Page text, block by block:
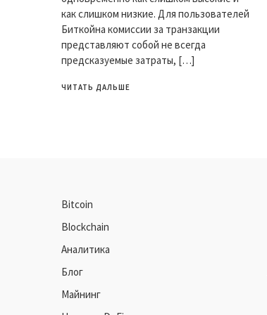
как слишком низкие. Для пользователей
Биткойна комиссии за транзакции
представляют собой не всегда
предсказуемые затраты, […]
ЧИТАТЬ ДАЛЬШЕ
Bitcoin
Blockchain
Аналитика
Блог
Майнинг